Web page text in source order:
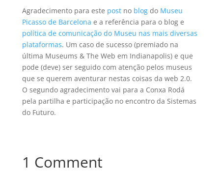
Agradecimento para este postno blogdo Museu
Picasso de Barcelona e a referência para o blog e
política de comunicação do Museu nas mais diversas
plataformas. Um caso de sucesso (premiado na
última Museums & The Web em Indianapolis) e que
pode (deve) ser seguido com atenção pelos museus
que se querem aventurar nestas coisas da web 2.0.
O segundo agradecimento vai para a Conxa Rodá
pela partilha e participação no encontro da Sistemas
do Futuro.
1 Comment